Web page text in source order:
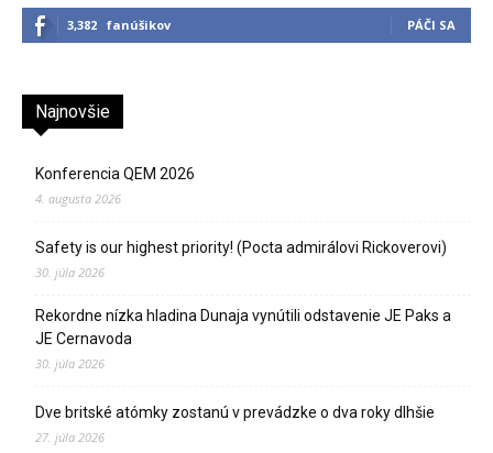
3,382 fanúšikov PÁČI SA
Najnovšie
Konferencia QEM 2026
4. augusta 2026
Safety is our highest priority! (Pocta admirálovi Rickoverovi)
30. júla 2026
Rekordne nízka hladina Dunaja vynútili odstavenie JE Paks a
JE Cernavoda
30. júla 2026
Dve britské atómky zostanú v prevádzke o dva roky dlhšie
27. júla 2026